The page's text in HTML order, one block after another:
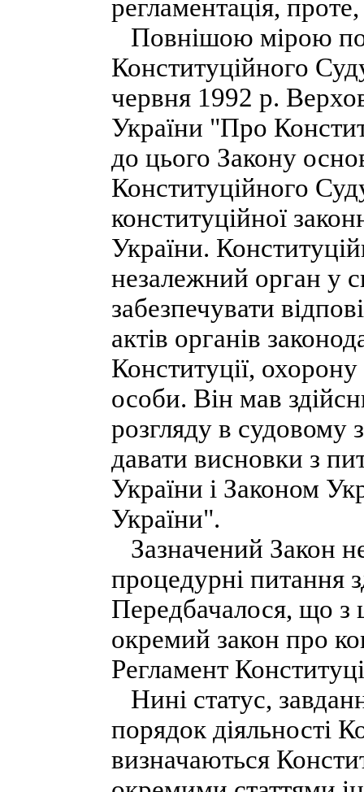
регламентація,
Повнішою мірою
Конституційного
червня 1992 р.
України "Про
до цього Закону
Конституційного
конституційної
України.
незалежний орган у
забезпечувати
актів органів
Конституції,
особи. Він мав
розгляду в судовому
давати висновки з
України і Законом
України".
Зазначений Закон
процедурні питання
Передбачалося, що з
окремий закон про
Регламент
Нині статус,
порядок діяльності
визначаються